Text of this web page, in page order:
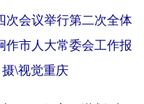
次会议举行第二次全体
市人大常委会工作报
\视觉重庆